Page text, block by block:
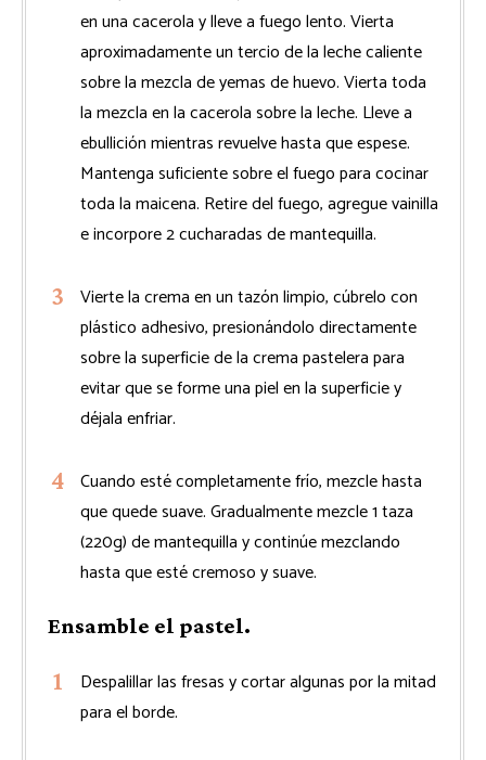
en una cacerola y lleve a fuego lento. Vierta
aproximadamente un tercio de la leche caliente
sobre la mezcla de yemas de huevo. Vierta toda
la mezcla en la cacerola sobre la leche. Lleve a
ebullición mientras revuelve hasta que espese.
Mantenga suficiente sobre el fuego para cocinar
toda la maicena. Retire del fuego, agregue vainilla
e incorpore 2 cucharadas de mantequilla.
Vierte la crema en un tazón limpio, cúbrelo con
plástico adhesivo, presionándolo directamente
sobre la superficie de la crema pastelera para
evitar que se forme una piel en la superficie y
déjala enfriar.
Cuando esté completamente frío, mezcle hasta
que quede suave. Gradualmente mezcle 1 taza
(220g) de mantequilla y continúe mezclando
hasta que esté cremoso y suave.
Ensamble el pastel.
Despalillar las fresas y cortar algunas por la mitad
para el borde.